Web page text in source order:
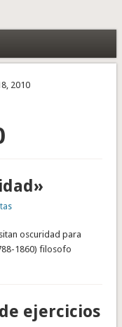
2010
oscuridad para
1860) filosofo
ejercicios